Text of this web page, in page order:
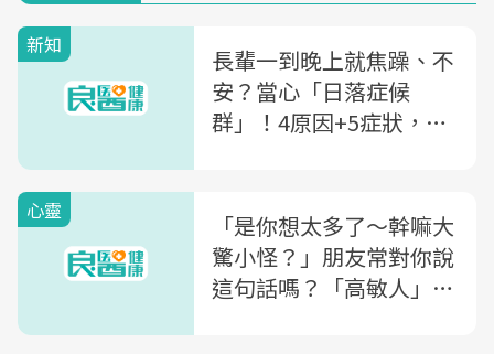
新知
長輩一到晚上就焦躁、不
安？當心「日落症候
群」！4原因+5症狀，醫
心靈
「是你想太多了～幹嘛大
驚小怪？」朋友常對你說
這句話嗎？「高敏人」4